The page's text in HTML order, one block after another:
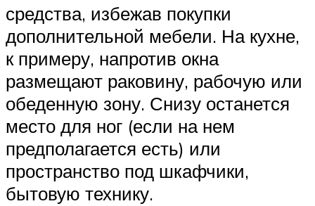
средства, избежав покупки
дополнительной мебели. На кухне,
к примеру, напротив окна
размещают раковину, рабочую или
обеденную зону. Снизу останется
место для ног (если на нем
предполагается есть) или
пространство под шкафчики,
бытовую технику.